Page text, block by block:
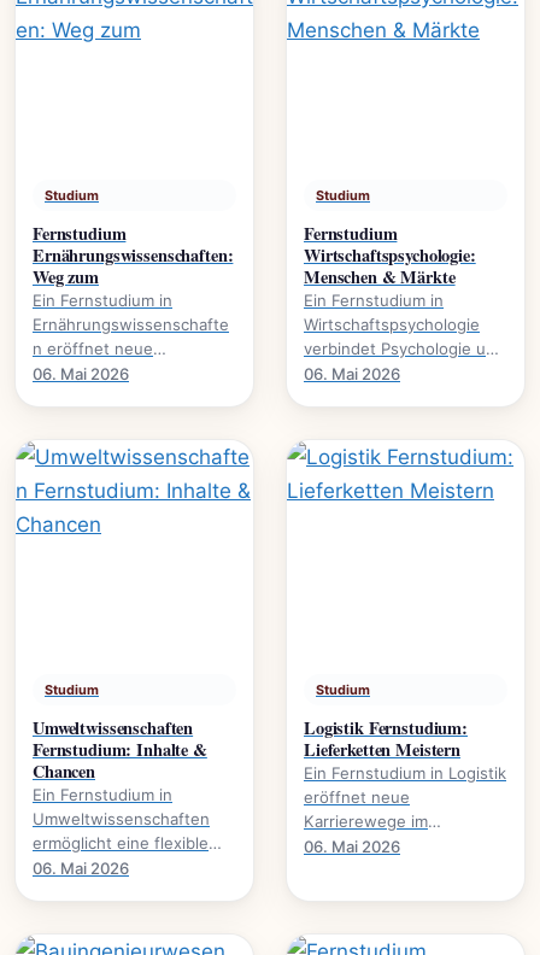
Studium
Fernstudium
Ernährungswissenschaften:
Weg zum
Ein Fernstudium in
Ernährungswissenschafte
n eröffnet neue
Karrierewege., welche
gelingt.
06. Mai 2026
Studium
Fernstudium
Wirtschaftspsychologie:
Menschen & Märkte
Ein Fernstudium in
Wirtschaftspsychologie
verbindet Psychologie und
Wirtschaft. Es eröffnet
06. Mai 2026
Studium
Umweltwissenschaften
Fernstudium: Inhalte &
Chancen
Ein Fernstudium in
Umweltwissenschaften
ermöglicht eine flexible
Weiterbildung im Bereich
06. Mai 2026
Studium
Logistik Fernstudium:
Lieferketten Meistern
Ein Fernstudium in Logistik
eröffnet neue
Karrierewege im
Management von
06. Mai 2026